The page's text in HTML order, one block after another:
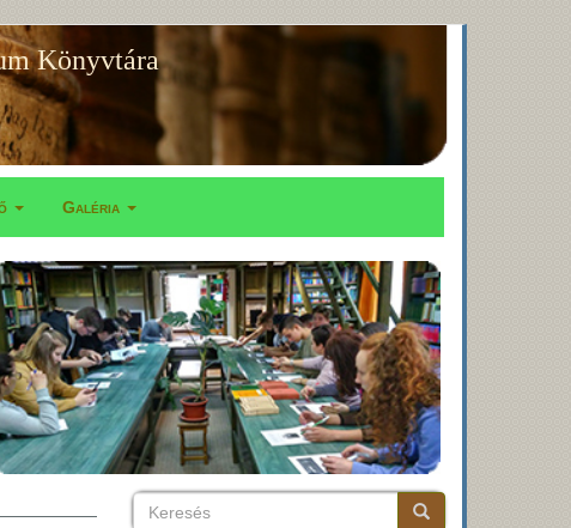
Könyvtára
Galéria
Keresés
Keresés Keresés